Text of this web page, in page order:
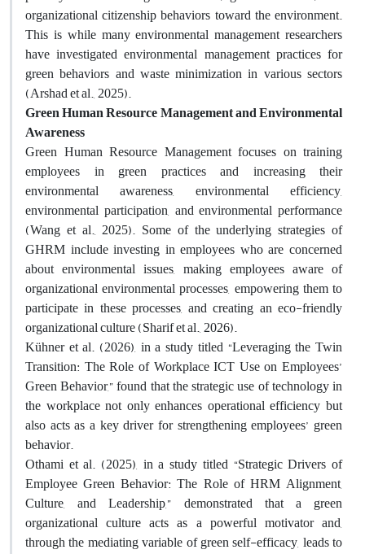
organizational citizenship behaviors toward the environment.
This is while many environmental management researchers
have investigated environmental management practices for
green behaviors and waste minimization in various sectors
(Arshad et al., 2025).
Green Human Resource Management and Environmental
Awareness
Green Human Resource Management focuses on training
employees in green practices and increasing their
environmental awareness, environmental efficiency,
environmental participation, and environmental performance
(Wang et al., 2025). Some of the underlying strategies of
GHRM include investing in employees who are concerned
about environmental issues, making employees aware of
organizational environmental processes, empowering them to
participate in these processes, and creating an eco-friendly
organizational culture (Sharif et al., 2026).
Kühner et al. (2026), in a study titled “Leveraging the Twin
Transition: The Role of Workplace ICT Use on Employees’
Green Behavior,” found that the strategic use of technology in
the workplace not only enhances operational efficiency but
also acts as a key driver for strengthening employees’ green
behavior.
Othami et al. (2025), in a study titled “Strategic Drivers of
Employee Green Behavior: The Role of HRM Alignment,
Culture, and Leadership,” demonstrated that a green
organizational culture acts as a powerful motivator and,
through the mediating variable of green self-efficacy, leads to